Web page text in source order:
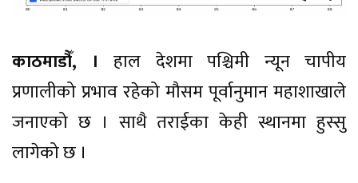
काठमाडौँ, । हाल देशमा पश्चिमी न्यून चापीय
प्रणालीको प्रभाव रहेको मौसम पूर्वानुमान महाशाखाले
जनाएको छ । साथै तराईका केही स्थानमा हुस्सु
लागेको छ ।